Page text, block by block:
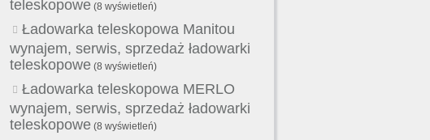
teleskopowe (8 wyświetleń)
Ładowarka teleskopowa Manitou
wynajem, serwis, sprzedaż ładowarki
teleskopowe (8 wyświetleń)
Ładowarka teleskopowa MERLO
wynajem, serwis, sprzedaż ładowarki
teleskopowe (8 wyświetleń)